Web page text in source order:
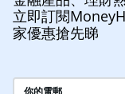
立即訂閱
家優惠搶先睇